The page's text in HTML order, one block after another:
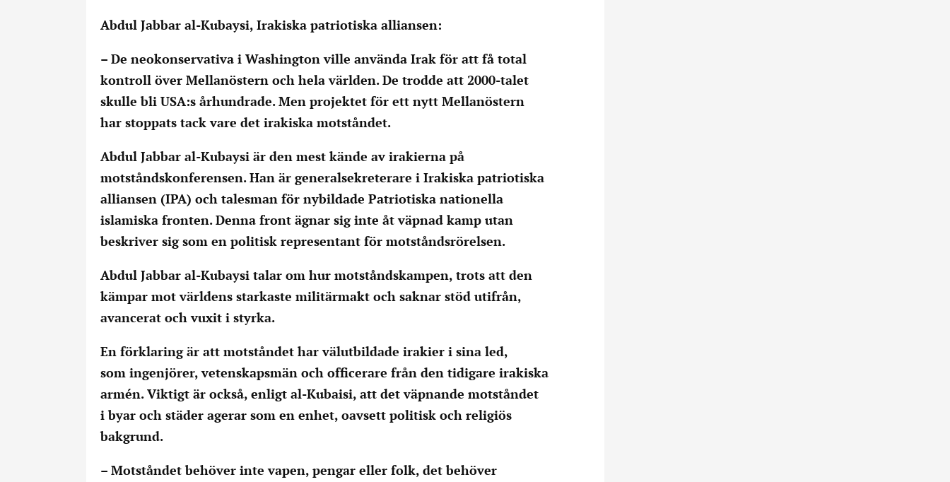
Abdul Jabbar al-Kubaysi, Irakiska patriotiska alliansen:
– De neokonservativa i Washington ville använda Irak för att få total
kontroll över Mellanöstern och hela världen. De trodde att 2000-talet
skulle bli USA:s århundrade. Men projektet för ett nytt Mellanöstern
har stoppats tack vare det irakiska motståndet.
Abdul Jabbar al-Kubaysi är den mest kände av irakierna på
motståndskonferensen. Han är generalsekreterare i Irakiska patriotiska
alliansen (IPA) och talesman för nybildade Patriotiska nationella
islamiska fronten. Denna front ägnar sig inte åt väpnad kamp utan
beskriver sig som en politisk representant för motståndsrörelsen.
Abdul Jabbar al-Kubaysi talar om hur motståndskampen, trots att den
kämpar mot världens starkaste militärmakt och saknar stöd utifrån,
avancerat och vuxit i styrka.
En förklaring är att motståndet har välutbildade irakier i sina led,
som ingenjörer, vetenskapsmän och officerare från den tidigare irakiska
armén. Viktigt är också, enligt al-Kubaisi, att det väpnande motståndet
i byar och städer agerar som en enhet, oavsett politisk och religiös
bakgrund.
– Motståndet behöver inte vapen, pengar eller folk, det behöver